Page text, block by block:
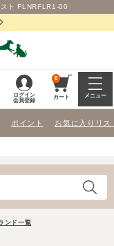
ト FLNRFLR1-00
ログイン
会員登録
0
カート メニュー
ポイント お気に入りリス
ンド一覧